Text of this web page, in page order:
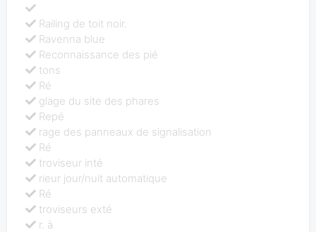
Railing de toit noir.
Ravenna blue
Reconnaissance des pié
tons
Ré
glage du site des phares
Repé
rage des panneaux de signalisation
Ré
troviseur inté
rieur jour/nuit automatique
Ré
troviseurs exté
r. à